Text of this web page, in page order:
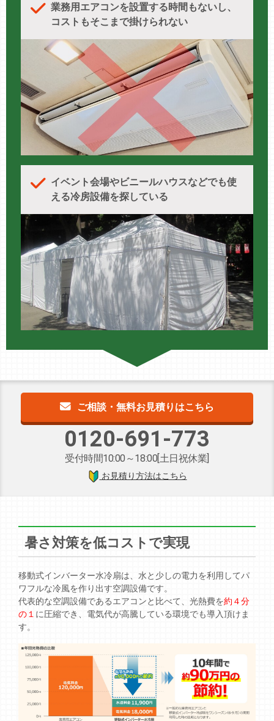
業務用エアコンを設置する時間もないし、
コストもそこまで掛けられない
イベント会場やビニールハウスなどでも使
える冷房設備を探している
ご相談・無料お見積りはこちら
0120-691-773
受付時間10:00～18:00[土日祝休業]
お見積り方法はこちら
暑さ対策を低コストで実現
移動式インバーター水冷扇は、水と少しの電力を利用してパ
ワフルな冷風を作り出す空調設備です。
代表的な空調設備であるエアコンと比べて、光熱費を約４分
の１ に圧縮でき、電気代が高騰している環境でも導入頂けま
す。